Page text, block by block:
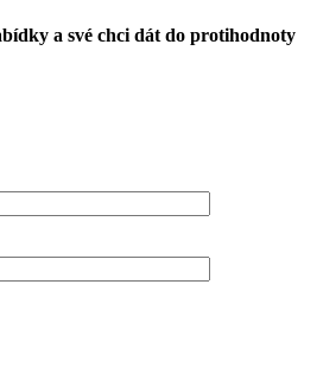
a své chci dát do protihodnoty